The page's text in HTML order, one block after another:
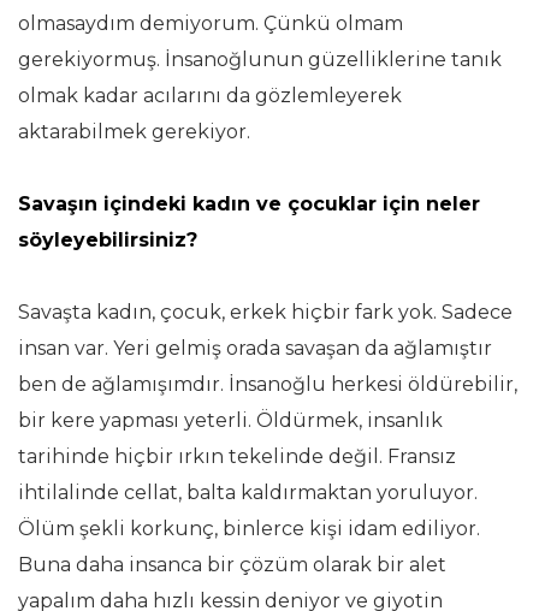
olmasaydım demiyorum. Çünkü olmam
gerekiyormuş. İnsanoğlunun güzelliklerine tanık
olmak kadar acılarını da gözlemleyerek
aktarabilmek gerekiyor.
Savaşın içindeki kadın ve çocuklar için neler
söyleyebilirsiniz?
Savaşta kadın, çocuk, erkek hiçbir fark yok. Sadece
insan var. Yeri gelmiş orada savaşan da ağlamıştır
ben de ağlamışımdır. İnsanoğlu herkesi öldürebilir,
bir kere yapması yeterli. Öldürmek, insanlık
tarihinde hiçbir ırkın tekelinde değil. Fransız
ihtilalinde cellat, balta kaldırmaktan yoruluyor.
Ölüm şekli korkunç, binlerce kişi idam ediliyor.
Buna daha insanca bir çözüm olarak bir alet
yapalım daha hızlı kessin deniyor ve giyotin